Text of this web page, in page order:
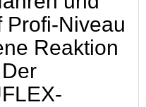
Profi-Niveau
Reaktion